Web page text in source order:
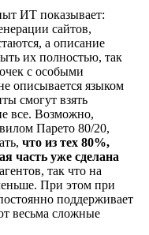
ИТ показывает:
сайтов,
а описание
их полностью, так
с особыми
описывается языком
смогут взять
все. Возможно,
Парето 80/20,
что из тех 80%,
часть уже сделана
так что на
При этом при
поддерживает
весьма сложные